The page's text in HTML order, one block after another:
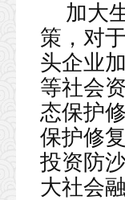
加大
策，对
头企业
等社会
态保护
保护修
投资防
大社会